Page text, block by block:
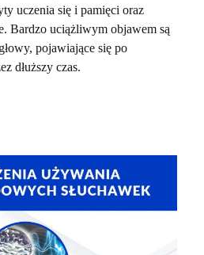
uczenia się i pamięci oraz
Bardzo uciążliwym objawem są
pojawiające się po
dłuższy czas.